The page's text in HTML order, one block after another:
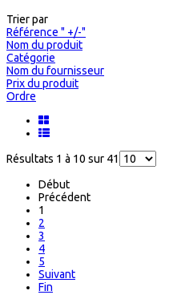
Trier par
Référence " +/-"
Nom du produit
Catégorie
Nom du fournisseur
Prix du produit
Ordre
Résultats 1 à 10 sur 41
Début
Précédent
1
2
3
4
5
Suivant
Fin